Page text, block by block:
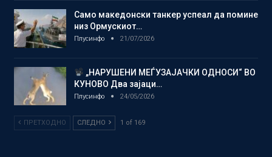
Само македонски танкер успеал да помине
низ Ормускиот…
Плусинфо 21/07/2026
„НАРУШЕНИ МЕЃУЗАЈАЧКИ ОДНОСИ“ ВО
КУНОВО Два зајаци…
Плусинфо 24/05/2026
ПРЕТХОДНО СЛЕДНО 1 of 169